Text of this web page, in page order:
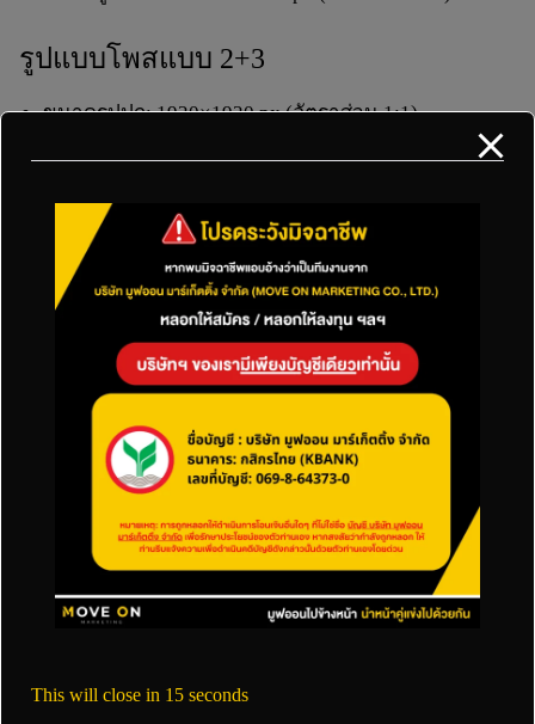
รูปแบบโพสแบบ 2+3
ขนาดรูปปก:1920×1920 px(อัตราส่วน 1:1)
รูปแบบโพสแบบ 1+2 แนวนอน
ขนาดรูปแรก:1920×1950 px(อัตราส่วน 2:1)
ขนาดรูปเนื้อหา:
1920×1920 px(อัตราส่วน 1:1)
รูปแบบโพสแบบ 1+3 แนวนอน
ขนาดรูปแรก: 1920×1280 px
(อัตราส่วน 3:2)
ขนาดรูปเนื้อหา:1920×1920 px(อัตราส่วน 1:1)
รูปแบบโพสแบบ 2+3 แนวนอน
ขนาดรูปเนื้อหา:
1920×1920 px(อัตราส่วน 1:1)
รูปแบบโพสแบบ จัตุรัส
This will close in 14 seconds